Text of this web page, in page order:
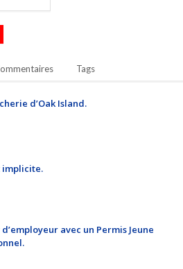
Tags
d’Oak Island.
implicite.
avec un Permis Jeune